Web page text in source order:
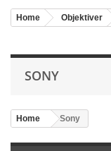
Home Objektiver
SONY
Home >Sony